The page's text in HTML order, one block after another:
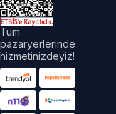
Tüm
pazaryerlerinde
hizmetinizdeyiz!